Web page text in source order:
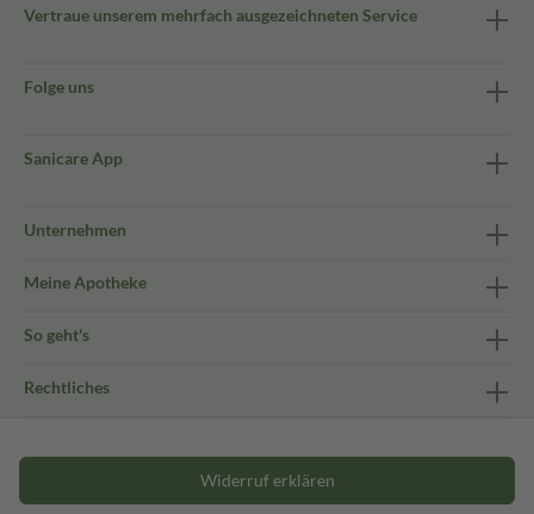
Vertraue unserem mehrfach ausgezeichneten Service
Folge uns
Sanicare App
Unternehmen
Meine Apotheke
So geht's
Rechtliches
Widerruf erklären